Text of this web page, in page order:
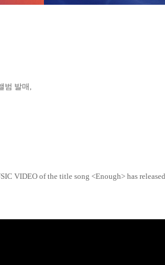
범 발매,
VIDEO of the title song <Enough> has